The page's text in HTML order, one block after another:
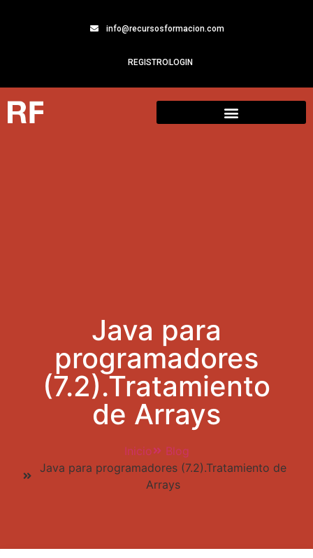
info@recursosformacion.com
REGISTROLOGIN
Java para
programadores
(7.2).Tratamiento
de Arrays
Inicio
Blog
Java para programadores (7.2).Tratamiento de
Arrays